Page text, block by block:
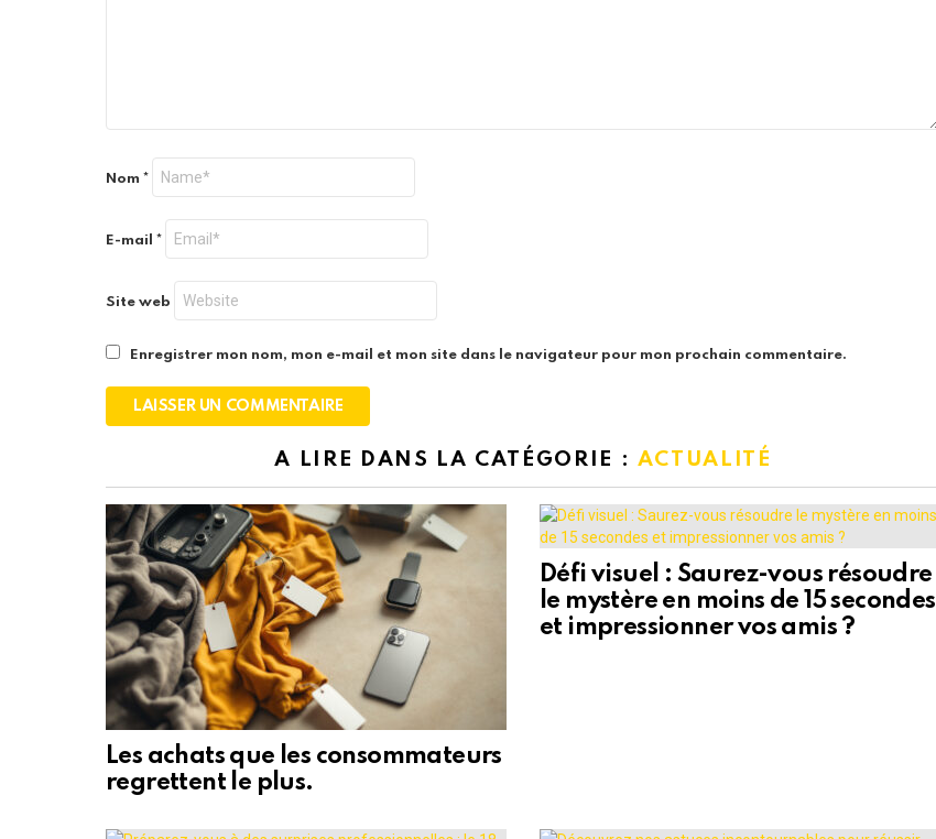
Nom *
E-mail *
Site web
Enregistrer mon nom, mon e-mail et mon site dans le navigateur pour mon prochain commentaire.
A LIRE DANS LA CATÉGORIE : ACTUALITÉ
Les achats que les consommateurs
regrettent le plus.
Défi visuel : Saurez-vous résoudre
le mystère en moins de 15 secondes
et impressionner vos amis ?